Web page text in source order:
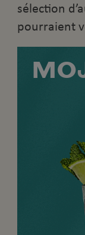
sélection
pourraient